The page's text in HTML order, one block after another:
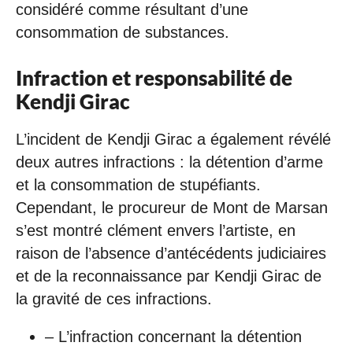
considéré comme résultant d’une
consommation de substances.
Infraction et responsabilité de
Kendji Girac
L’incident de Kendji Girac a également révélé
deux autres infractions : la détention d’arme
et la consommation de stupéfiants.
Cependant, le procureur de Mont de Marsan
s’est montré clément envers l’artiste, en
raison de l’absence d’antécédents judiciaires
et de la reconnaissance par Kendji Girac de
la gravité de ces infractions.
– L’infraction concernant la détention